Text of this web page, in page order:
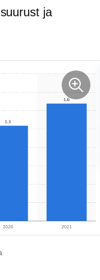
ja